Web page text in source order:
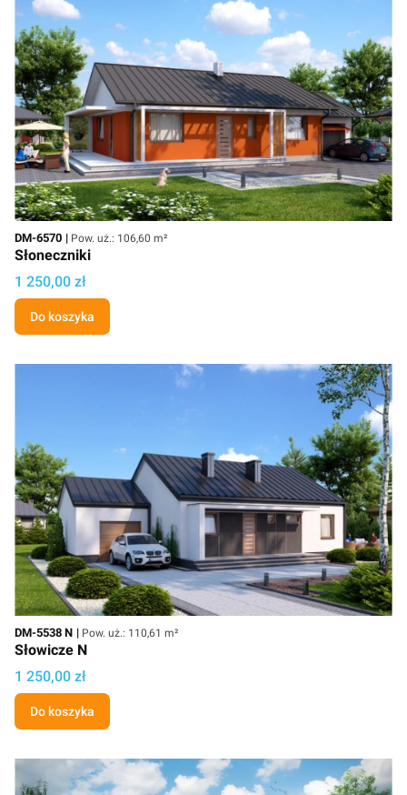
Kod
DM-6570 Powierzchnia użytkowa
Pow. uż.: 106,60 m²
Słoneczniki
Cena projektu
1 250,00 zł
Do koszyka
Kod
DM-5538 N Powierzchnia użytkowa
Pow. uż.: 110,61 m²
Słowicze N
Cena projektu
1 250,00 zł
Do koszyka